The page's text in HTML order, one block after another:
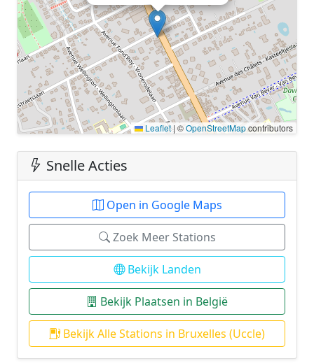
Leaflet| ©OpenStreetMapcontributors
Snelle Acties
Open in Google Maps
Zoek Meer Stations
Bekijk Landen
Bekijk Plaatsen in België
Bekijk Alle Stations in Bruxelles (Uccle)